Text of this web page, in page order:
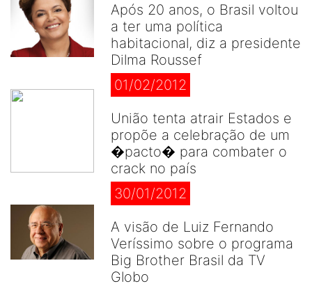
Após 20 anos, o Brasil voltou
a ter uma política
habitacional, diz a presidente
Dilma Roussef
01/02/2012
União tenta atrair Estados e
propõe a celebração de um
�pacto� para combater o
crack no país
30/01/2012
A visão de Luiz Fernando
Veríssimo sobre o programa
Big Brother Brasil da TV
Globo